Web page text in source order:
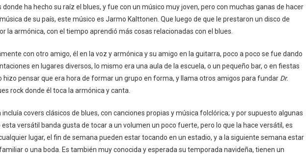
donde ha hecho su raíz el blues, y fue con un músico muy joven, pero con muchas ganas de hacer
de su país, este músico es Jarmo Kalttonen. Que luego de que le prestaron un disco de
la armónica, con el tiempo aprendió más cosas relacionadas con el blues.
con otro amigo, él en la voz y armónica y su amigo en la guitarra, poco a poco se fue dando
en lugares diversos, lo mismo era una aula de la escuela, o un pequeño bar, o en fiestas
hizo pensar que era hora de formar un grupo en forma, y llama otros amigos para fundar Dr.
rock donde él toca la armónica y canta.
incluía covers clásicos de blues, con canciones propias y música folclórica; y por supuesto algunas
esta versátil banda gusta de tocar a un volumen un poco fuerte, pero lo que la hace versátil, es
lugar, el fin de semana pueden estar tocando en un estadio, y a la siguiente semana estar
o una boda. Es también muy conocida y esperada su temporada navideña, tienen un